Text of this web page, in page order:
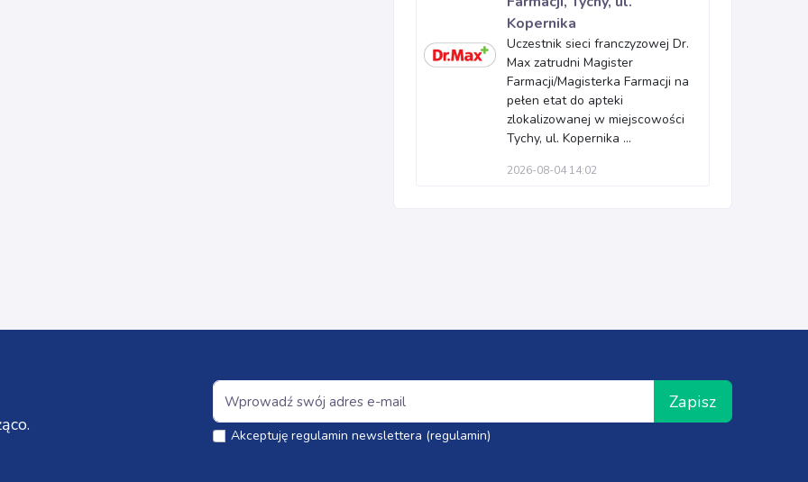
Kopernika
Uczestnik sieci franczyzowej Dr.
Max zatrudni Magister
Farmacji/Magisterka Farmacji na
pełen etat do apteki
zlokalizowanej w miejscowości
Tychy, ul. Kopernika ...
2026-08-04 14:02
Zapisz
Akceptuję regulamin newslettera (regulamin)